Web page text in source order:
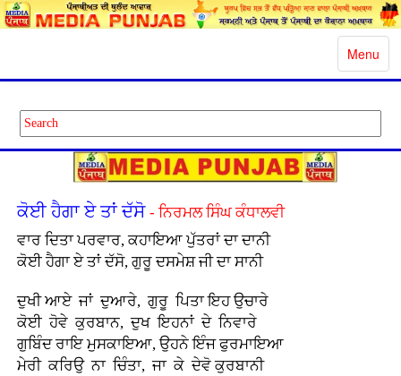
Toggle
Menu
ਕੋਈ ਹੈਗਾ ਏ ਤਾਂ ਦੱਸੋ - ਨਿਰਮਲ ਸਿੰਘ ਕੰਧਾਲਵੀ
ਵਾਰ ਦਿਤਾ ਪਰਵਾਰ, ਕਹਾਇਆ ਪੁੱਤਰਾਂ ਦਾ ਦਾਨੀ
ਕੋਈ ਹੈਗਾ ਏ ਤਾਂ ਦੱਸੋ, ਗੁਰੂ ਦਸਮੇਸ਼ ਜੀ ਦਾ ਸਾਨੀ
ਦੁਖੀ ਆਏ ਜਾਂ ਦੁਆਰੇ, ਗੁਰੂ ਪਿਤਾ ਇਹ ਉਚਾਰੇ
ਕੋਈ ਹੋਵੇ ਕੁਰਬਾਨ, ਦੁਖ ਇਹਨਾਂ ਦੇ ਨਿਵਾਰੇ
ਗੁਬਿੰਦ ਰਾਇ ਮੁਸਕਾਇਆ, ਉਹਨੇ ਇੰਜ ਫੁਰਮਾਇਆ
ਮੇਰੀ ਕਰਿਉ ਨਾ ਚਿੰਤਾ, ਜਾ ਕੇ ਦੇਵੋ ਕੁਰਬਾਨੀ